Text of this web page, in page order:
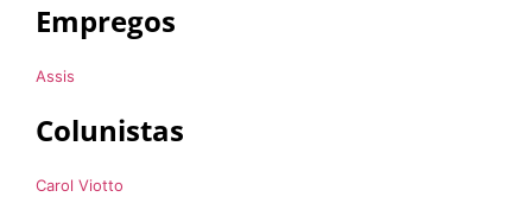
Empregos
Assis
Colunistas
Carol Viotto